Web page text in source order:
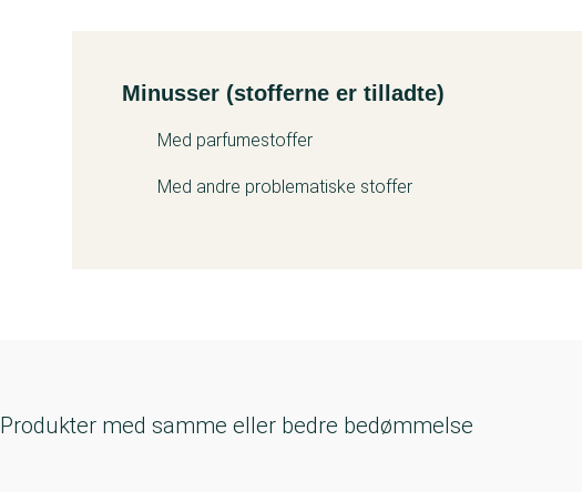
Kemitest
Minusser (stofferne er tilladte)
Med parfumestoffer
Med andre problematiske stoffer
Produkter med samme eller bedre bedømmelse